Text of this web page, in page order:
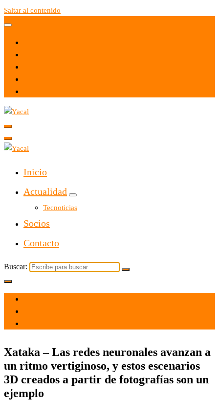
Saltar al contenido
Yacal micro hosting
Inicio
Actualidad
Tecnoticias
Socios
Contacto
Buscar:
Xataka – Las redes neuronales avanzan a
un ritmo vertiginoso, y estos escenarios
3D creados a partir de fotografías son un
ejemplo